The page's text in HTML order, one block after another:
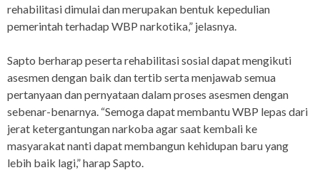
rehabilitasi dimulai dan merupakan bentuk kepedulian
pemerintah terhadap WBP narkotika,” jelasnya.
Sapto berharap peserta rehabilitasi sosial dapat mengikuti
asesmen dengan baik dan tertib serta menjawab semua
pertanyaan dan pernyataan dalam proses asesmen dengan
sebenar-benarnya. “Semoga dapat membantu WBP lepas dari
jerat ketergantungan narkoba agar saat kembali ke
masyarakat nanti dapat membangun kehidupan baru yang
lebih baik lagi,” harap Sapto.